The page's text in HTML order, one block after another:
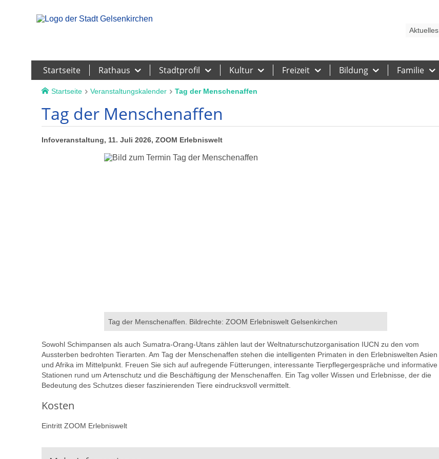
Startseite Rathaus Stadtprofil Kultur Freizeit Bildung Familie
Aktuelles
Startseite Veranstaltungskalender Tag der Menschenaffen
Tag der Menschenaffen
Infoveranstaltung, 11. Juli 2026, ZOOM Erlebniswelt
Tag der Menschenaffen. Bildrechte: ZOOM Erlebniswelt Gelsenkirchen
Sowohl Schimpansen als auch Sumatra-Orang-Utans zählen laut der Weltnaturschutzorganisation IUCN zu den vom
Aussterben bedrohten Tierarten. Am Tag der Menschenaffen stehen die intelligenten Primaten in den Erlebniswelten Asien
und Afrika im Mittelpunkt. Freuen Sie sich auf aufregende Fütterungen, interessante Tierpflegergespräche und informative
Stationen rund um Artenschutz und die Beschäftigung der Menschenaffen. Ein Tag voller Wissen und Erlebnisse, der die
Bedeutung des Schutzes dieser faszinierenden Tiere eindrucksvoll vermittelt.
Kosten
Eintritt ZOOM Erlebniswelt